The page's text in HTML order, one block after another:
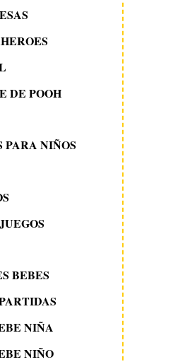
DE POOH
PARA NIÑOS
BEBES
NIÑA
NIÑO